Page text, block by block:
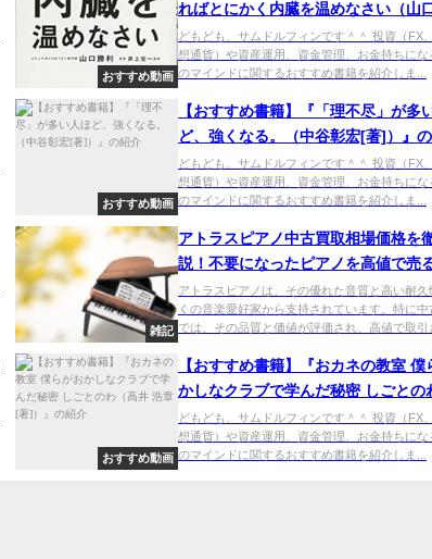
おすすめ動画
ればとにかく内臓を温めなさい（山
[著], 井上宏一[監修]）』の紹介
どもども、サムドルフィンです＾＾ 投資（FX
想通貨）や資産運用、資金管理、お金持ちにな
のマインドに関するおすすめ書籍を紹介しま...
おすすめ動画
【おすすめ書籍】『「理不尽」が多
ど、強くなる。（中谷彰宏[著]）』
どもども、サムドルフィンです＾＾ 投資（FX
想通貨）や資産運用、資金管理、お金持ちにな
のマインドに関するおすすめ書籍を紹介しま...
雑記
アトラスピアノ中古買取相場価格を
説！不要になったピアノを高値で売
とは？
アトラスピアノは、その優れた音質と高い耐久
くの音楽愛好家から支持されています。特に中
では、その品質と価値が評価され、高値で取引
おすすめ動画
【おすすめ書籍】『おカネの教室 僕
かしなクラブで学んだ秘密 しごとの
井 浩章[著]）』の紹介
どもども、サムドルフィンです＾＾ 投資（FX
想通貨）や資産運用、資金管理、お金持ちにな
のマインドに関するおすすめ書籍を紹介しま...